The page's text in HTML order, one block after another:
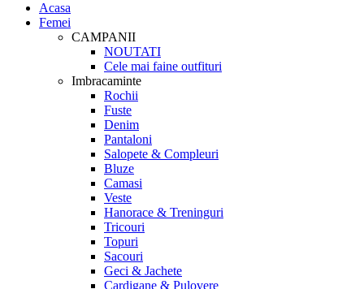
Acasa
Femei
CAMPANII
NOUTATI
Cele mai faine outfituri
Imbracaminte
Rochii
Fuste
Denim
Pantaloni
Salopete & Compleuri
Bluze
Camasi
Veste
Hanorace & Treninguri
Tricouri
Topuri
Sacouri
Geci & Jachete
Cardigane & Pulovere